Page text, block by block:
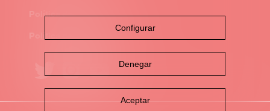
Política de cookies
Configurar
Denegar
Aceptar